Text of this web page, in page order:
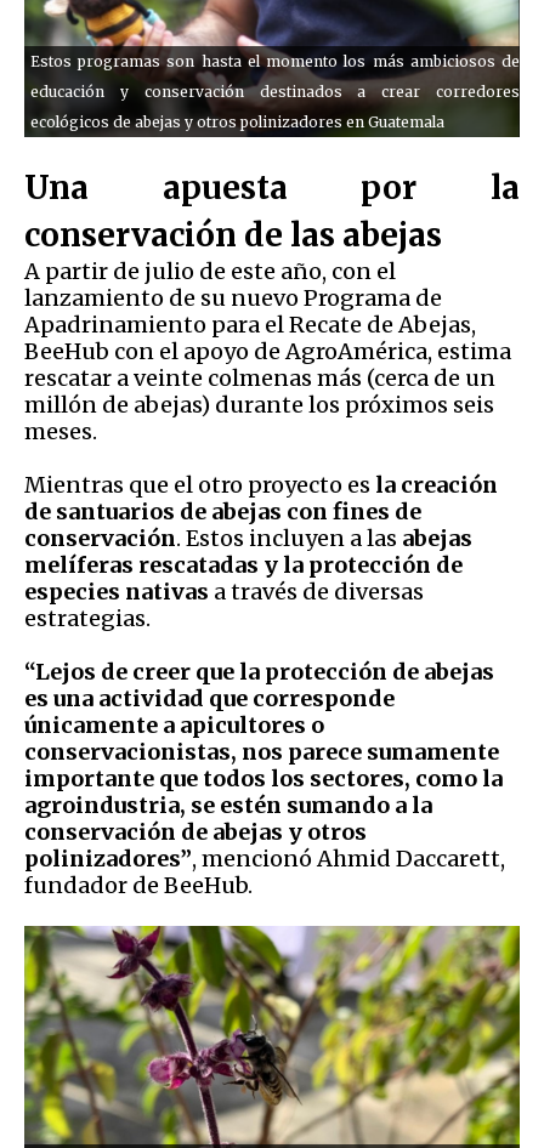
Estos programas son hasta el momento los más ambiciosos de
educación y conservación destinados a crear corredores
ecológicos de abejas y otros polinizadores en Guatemala
Una apuesta por la
conservación de las abejas
A partir de julio de este año, con el
lanzamiento de su nuevo Programa de
Apadrinamiento para el Recate de Abejas,
BeeHub con el apoyo de AgroAmérica, estima
rescatar a veinte colmenas más (cerca de un
millón de abejas) durante los próximos seis
meses.
Mientras que el otro proyecto es la creación
de santuarios de abejas con fines de
conservación. Estos incluyen a las abejas
melíferas rescatadas y la protección de
especies nativas a través de diversas
estrategias.
“Lejos de creer que la protección de abejas
es una actividad que corresponde
únicamente a apicultores o
conservacionistas, nos parece sumamente
importante que todos los sectores, como la
agroindustria, se estén sumando a la
conservación de abejas y otros
polinizadores”, mencionó Ahmid Daccarett,
fundador de BeeHub.